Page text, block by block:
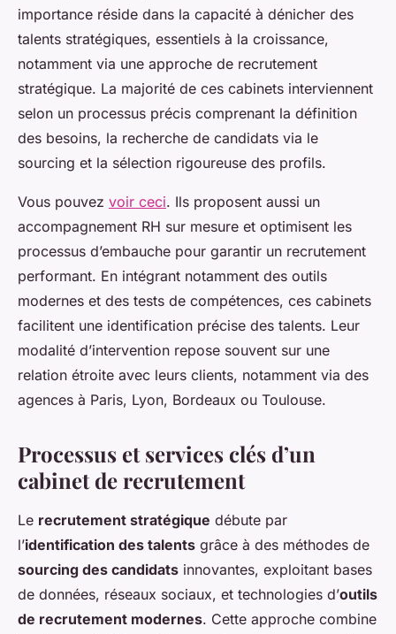
importance réside dans la capacité à dénicher des
talents stratégiques, essentiels à la croissance,
notamment via une approche de recrutement
stratégique. La majorité de ces cabinets interviennent
selon un processus précis comprenant la définition
des besoins, la recherche de candidats via le
sourcing et la sélection rigoureuse des profils.
Vous pouvez voir ceci. Ils proposent aussi un
accompagnement RH sur mesure et optimisent les
processus d’embauche pour garantir un recrutement
performant. En intégrant notamment des outils
modernes et des tests de compétences, ces cabinets
facilitent une identification précise des talents. Leur
modalité d’intervention repose souvent sur une
relation étroite avec leurs clients, notamment via des
agences à Paris, Lyon, Bordeaux ou Toulouse.
Processus et services clés d’un
cabinet de recrutement
Le recrutement stratégique débute par
l’identification des talents grâce à des méthodes de
sourcing des candidats innovantes, exploitant bases
de données, réseaux sociaux, et technologies d’outils
de recrutement modernes. Cette approche combine